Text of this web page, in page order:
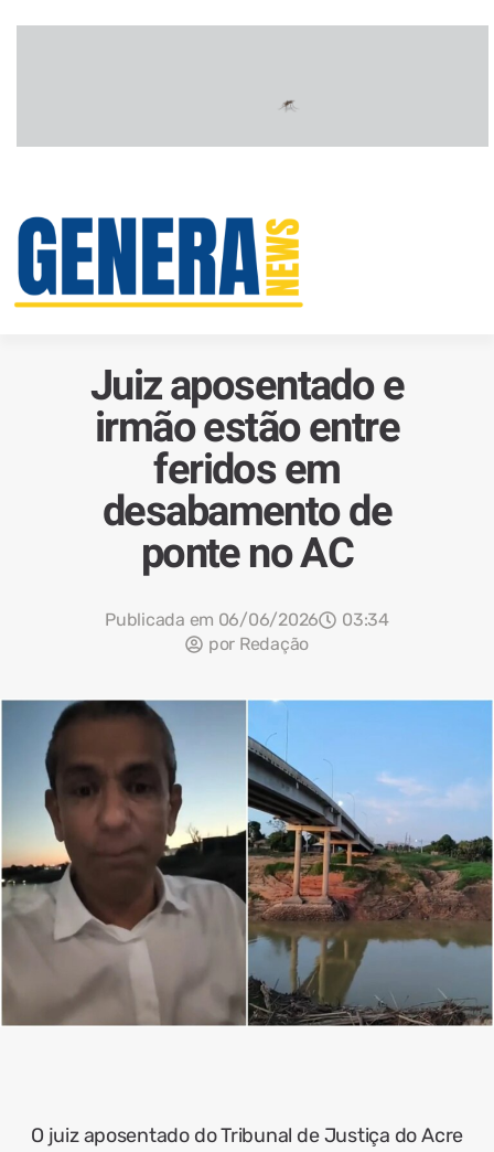
Juiz aposentado e
irmão estão entre
feridos em
desabamento de
ponte no AC
Publicada em 06/06/2026
03:34
por Redação
O juiz aposentado do Tribunal de Justiça do Acre